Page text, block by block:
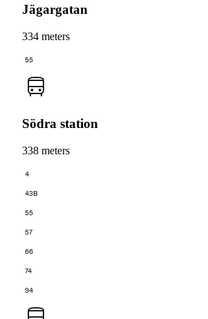
Jägargatan
334 meters
55
Södra station
338 meters
4
43B
55
57
66
74
94